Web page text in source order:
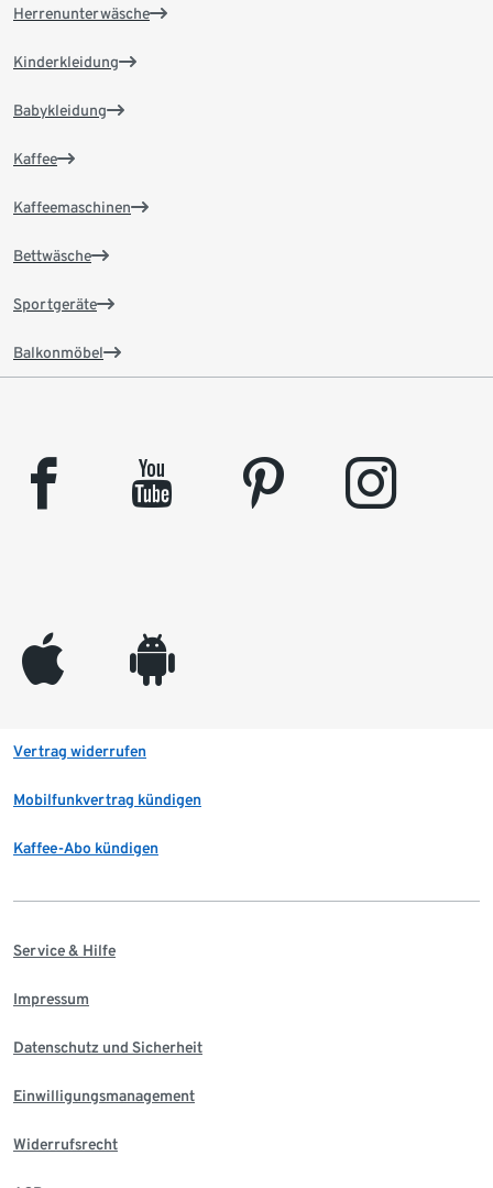
Herrenunterwäsche
Kinderkleidung
Babykleidung
Kaffee
Kaffeemaschinen
Bettwäsche
Sportgeräte
Balkonmöbel
facebook youtube pinterest instagram
appleinc android
Vertrag widerrufen
Mobilfunkvertrag kündigen
Kaffee-Abo kündigen
Service & Hilfe
Impressum
Datenschutz und Sicherheit
Einwilligungsmanagement
Widerrufsrecht